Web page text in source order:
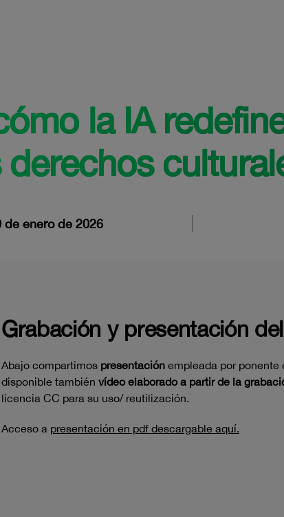
la IA
de enero de 2026
Grabación y presentación
Abajo compartimos presentación empleada por ponente
disponible también vídeo elaborado a partir de la
licencia CC para su uso/ reutilización.
Acceso a presentación en pdf descargable aquí.